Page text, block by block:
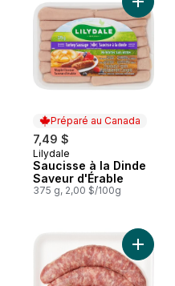
Préparé au Canada
7,49 $
Préparé au Canada
Lilydale
Saucisse à la Dinde
Saveur d'Érable
375 g, 2,00 $/100g